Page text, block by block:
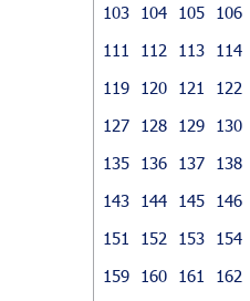
103
104 105 106
111
112 113 114
119
120 121 122
127
128 129 130
135
136 137 138
143
144 145 146
151
152 153 154
159
160 161 162